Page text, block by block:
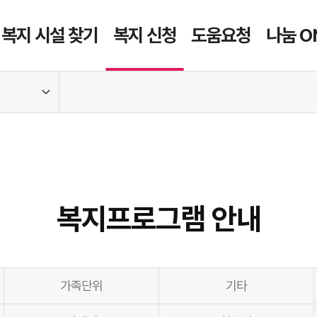
복지 시설 찾기 복지 신청 도움요청 나눔
복지프로그램 안내
가족단위 기타